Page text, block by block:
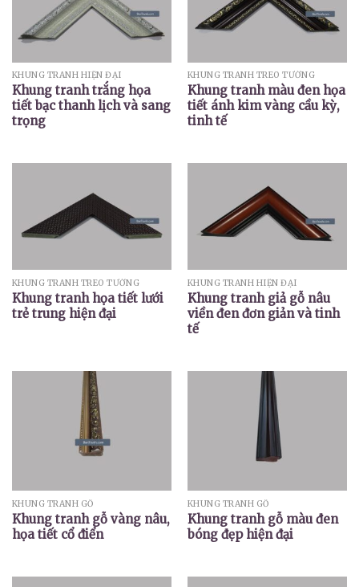
KHUNG TRANH HIỆN ĐẠI
Khung tranh trắng họa
tiết bạc thanh lịch và sang
trọng
KHUNG TRANH TREO TƯỜNG
Khung tranh màu đen họa
tiết ánh kim vàng cầu kỳ,
tinh tế
KHUNG TRANH TREO TƯỜNG
Khung tranh họa tiết lưới
trẻ trung hiện đại
KHUNG TRANH HIỆN ĐẠI
Khung tranh giả gỗ nâu
viền đen đơn giản và tinh
tế
KHUNG TRANH GỖ
Khung tranh gỗ vàng nâu,
họa tiết cổ điển
KHUNG TRANH GỖ
Khung tranh gỗ màu đen
bóng đẹp hiện đại